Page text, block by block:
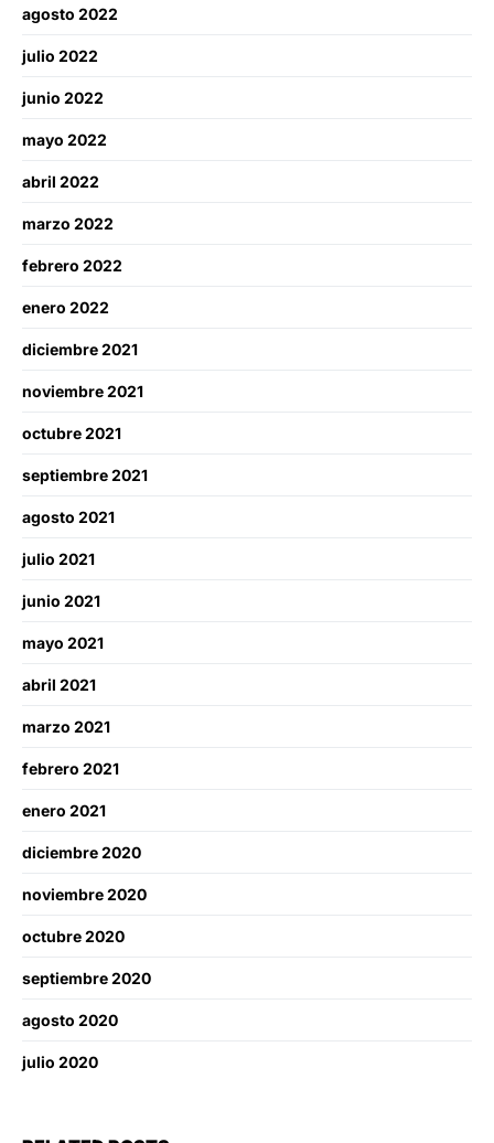
agosto 2022
julio 2022
junio 2022
mayo 2022
abril 2022
marzo 2022
febrero 2022
enero 2022
diciembre 2021
noviembre 2021
octubre 2021
septiembre 2021
agosto 2021
julio 2021
junio 2021
mayo 2021
abril 2021
marzo 2021
febrero 2021
enero 2021
diciembre 2020
noviembre 2020
octubre 2020
septiembre 2020
agosto 2020
julio 2020